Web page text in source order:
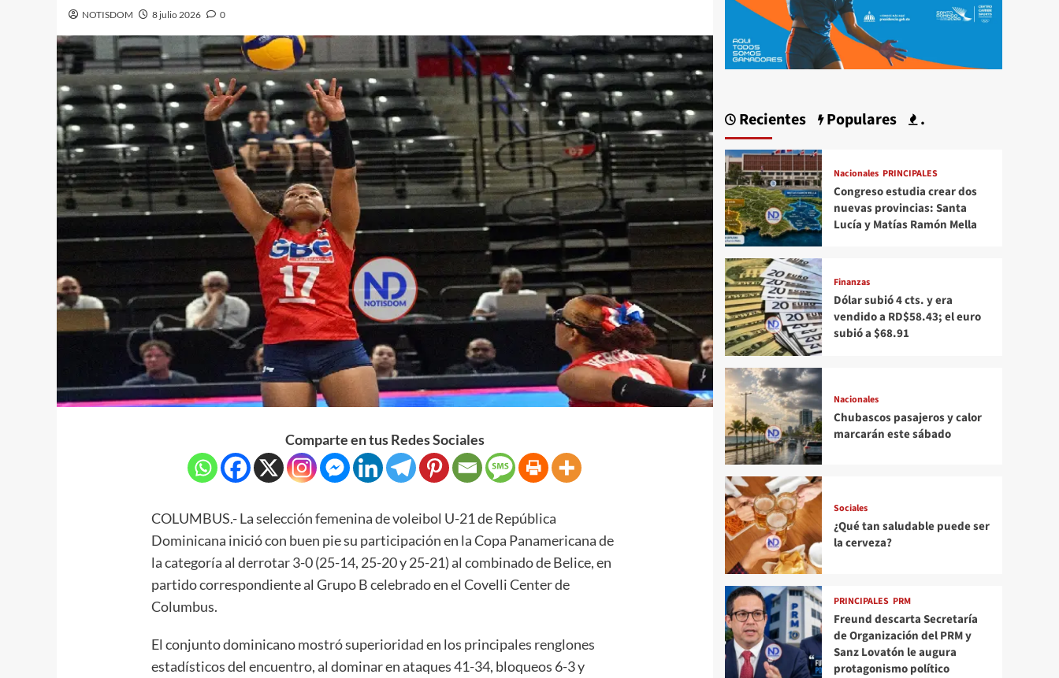
NOTISDOM 8 julio 2026 0
Comparte en tus Redes Sociales
COLUMBUS.- La selección femenina de voleibol U-21 de República
Dominicana inició con buen pie su participación en la Copa Panamericana de
la categoría al derrotar 3-0 (25-14, 25-20 y 25-21) al combinado de Belice, en
partido correspondiente al Grupo B celebrado en el Covelli Center de
Columbus.
El conjunto dominicano mostró superioridad en los principales renglones
estadísticos del encuentro, al dominar en ataques 41-34, bloqueos 6-3 y
Recientes Populares .
Nacionales PRINCIPALES
Congreso estudia crear dos
nuevas provincias: Santa
Lucía y Matías Ramón Mella
Finanzas
Dólar subió 4 cts. y era
vendido a RD$58.43; el euro
subió a $68.91
Nacionales
Chubascos pasajeros y calor
marcarán este sábado
Sociales
¿Qué tan saludable puede ser
la cerveza?
PRINCIPALES PRM
Freund descarta Secretaría
de Organización del PRM y
Sanz Lovatón le augura
protagonismo político